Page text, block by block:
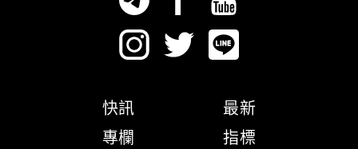
快訊
專欄
最新
指標